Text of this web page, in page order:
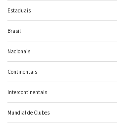
Estaduais
Brasil
Nacionais
Continentais
Intercontinentais
Mundial de Clubes